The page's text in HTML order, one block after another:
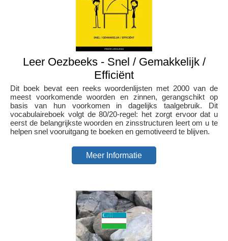
Leer Oezbeeks - Snel / Gemakkelijk /
Efficiënt
Dit boek bevat een reeks woordenlijsten met 2000 van de
meest voorkomende woorden en zinnen, gerangschikt op
basis van hun voorkomen in dagelijks taalgebruik. Dit
vocabulaireboek volgt de 80/20-regel: het zorgt ervoor dat u
eerst de belangrijkste woorden en zinsstructuren leert om u te
helpen snel vooruitgang te boeken en gemotiveerd te blijven.
Meer Informatie